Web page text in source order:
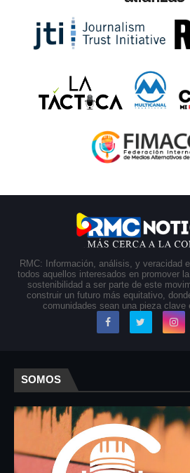
RMC: Información, análisis, y veracidad
todos aquellos interesados en promover
sostenibilidad a ser parte de este
construir un futuro más equitativo,
comunidades sean una pieza clave
SOMOS